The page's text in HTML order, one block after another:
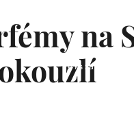
4 ks za
na